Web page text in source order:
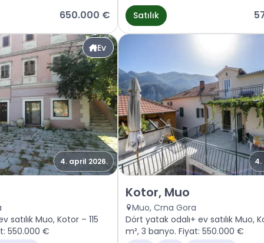
650.000 € Satılık
Ev
4. april 2026.
satılık Muo, Kotor – 115
550.000 €
4.
Satılık - Ev Kotor, Muo
Kotor, Muo
Muo, Crna Gora
Dört yatak odalı+ ev satılık Muo,
m², 3 banyo. Fiyat: 550.000 €